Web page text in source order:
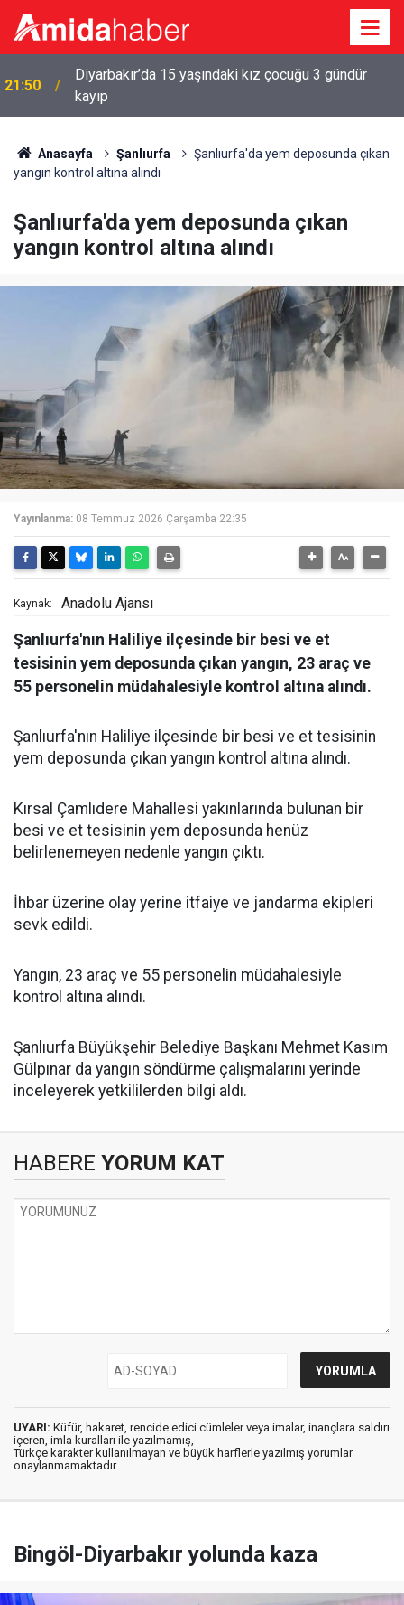
21:50
Diyarbakır’da 15 yaşındaki kız çocuğu 3 gündür
kayıp
Anasayfa Şanlıurfa
Şanlıurfa'da yem deposunda çıkan
yangın kontrol altına alındı
Şanlıurfa'da yem deposunda çıkan
yangın kontrol altına alındı
Yayınlanma: 08 Temmuz 2026 Çarşamba 22:35
Kaynak: Anadolu Ajansı
Şanlıurfa'nın Haliliye ilçesinde bir besi ve et
tesisinin yem deposunda çıkan yangın, 23 araç ve
55 personelin müdahalesiyle kontrol altına alındı.
Şanlıurfa'nın Haliliye ilçesinde bir besi ve et tesisinin
yem deposunda çıkan yangın kontrol altına alındı.
Kırsal Çamlıdere Mahallesi yakınlarında bulunan bir
besi ve et tesisinin yem deposunda henüz
belirlenemeyen nedenle yangın çıktı.
İhbar üzerine olay yerine itfaiye ve jandarma ekipleri
sevk edildi.
Yangın, 23 araç ve 55 personelin müdahalesiyle
kontrol altına alındı.
Şanlıurfa Büyükşehir Belediye Başkanı Mehmet Kasım
Gülpınar da yangın söndürme çalışmalarını yerinde
inceleyerek yetkililerden bilgi aldı.
HABERE YORUM KAT
UYARI: Küfür, hakaret, rencide edici cümleler veya imalar, inançlara saldırı
içeren, imla kuralları ile yazılmamış,
Türkçe karakter kullanılmayan ve büyük harflerle yazılmış yorumlar
onaylanmamaktadır.
Bingöl-Diyarbakır yolunda kaza